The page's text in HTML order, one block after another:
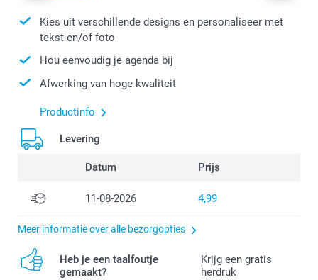
Kies uit verschillende designs en personaliseer met
tekst en/of foto
Hou eenvoudig je agenda bij
Afwerking van hoge kwaliteit
Productinfo
Levering
Datum Prijs
11-08-2026 4,99
Meer informatie over alle bezorgopties
Heb je een taalfoutje
gemaakt?
Krijg een gratis
herdruk